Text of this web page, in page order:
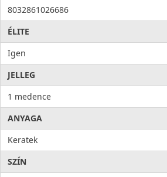
8032861026686
ÉLITE
Igen
JELLEG
1 medence
ANYAGA
Keratek
SZÍN